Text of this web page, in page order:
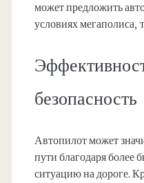
может предложить
условиях мегаполиса,
безопасность
Автопилот может
пути благодаря более
ситуацию на дороге.